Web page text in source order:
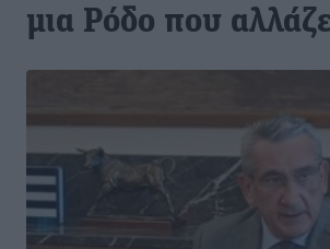
μια Ρόδο που